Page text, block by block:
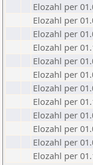
Elozahl per
Elozahl per
Elozahl per
Elozahl per
Elozahl per
Elozahl per
Elozahl per
Elozahl per
Elozahl per
Elozahl per
Elozahl per
Elozahl per